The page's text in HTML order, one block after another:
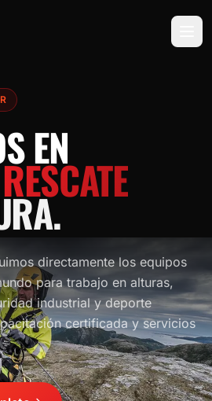
EN
directamente los equipos
para trabajo en alturas,
industrial y deporte
certificada y servicios